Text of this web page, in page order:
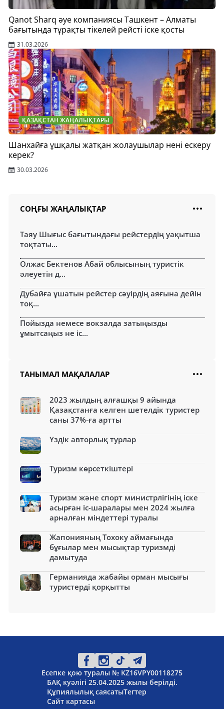
Qanot Sharq әуе компаниясы Ташкент – Алматы
бағытында тұрақты тікелей рейсті іске қосты
31.03.2026
ҚАЗАҚСТАН ЖАҢАЛЫҚТАРЫ
Шанхайға ұшқалы жатқан жолаушылар нені ескеру
керек?
30.03.2026
СОҢҒЫ ЖАҢАЛЫҚТАР
Таяу Шығыс бағытындағы рейстердің уақытша
тоқтаты...
Олжас Бектенов Абай облысының туристік
әлеуетін д...
Дубайға ұшатын рейстер сәуірдің аяғына дейін
тоқ...
Пойызда немесе вокзалда затыңызды
ұмытсаңыз не іс...
ТАНЫМАЛ МАҚАЛАЛАР
2023 жылдың алғашқы 9 айында
Қазақстанға келген шетелдік туристер
саны 37%-ға артты
Үздік авторлық турлар
Туризм көрсеткіштері
Туризм және спорт министрлігінің іске
асырған іс-шаралары мен 2024 жылға
арналған міндеттері туралы
Жапонияның Тохоку аймағында
бұғылар мен мысықтар туризмді
дамытуда
Германияда жабайы орман мысығы
туристерді қорқытты
Есепке қою туралы № KZ16VPY00118275
БАҚ куәлігі 25.04.2025 жылы берілді.
Құпиялылық саясатыТегтер
Сайт картасы